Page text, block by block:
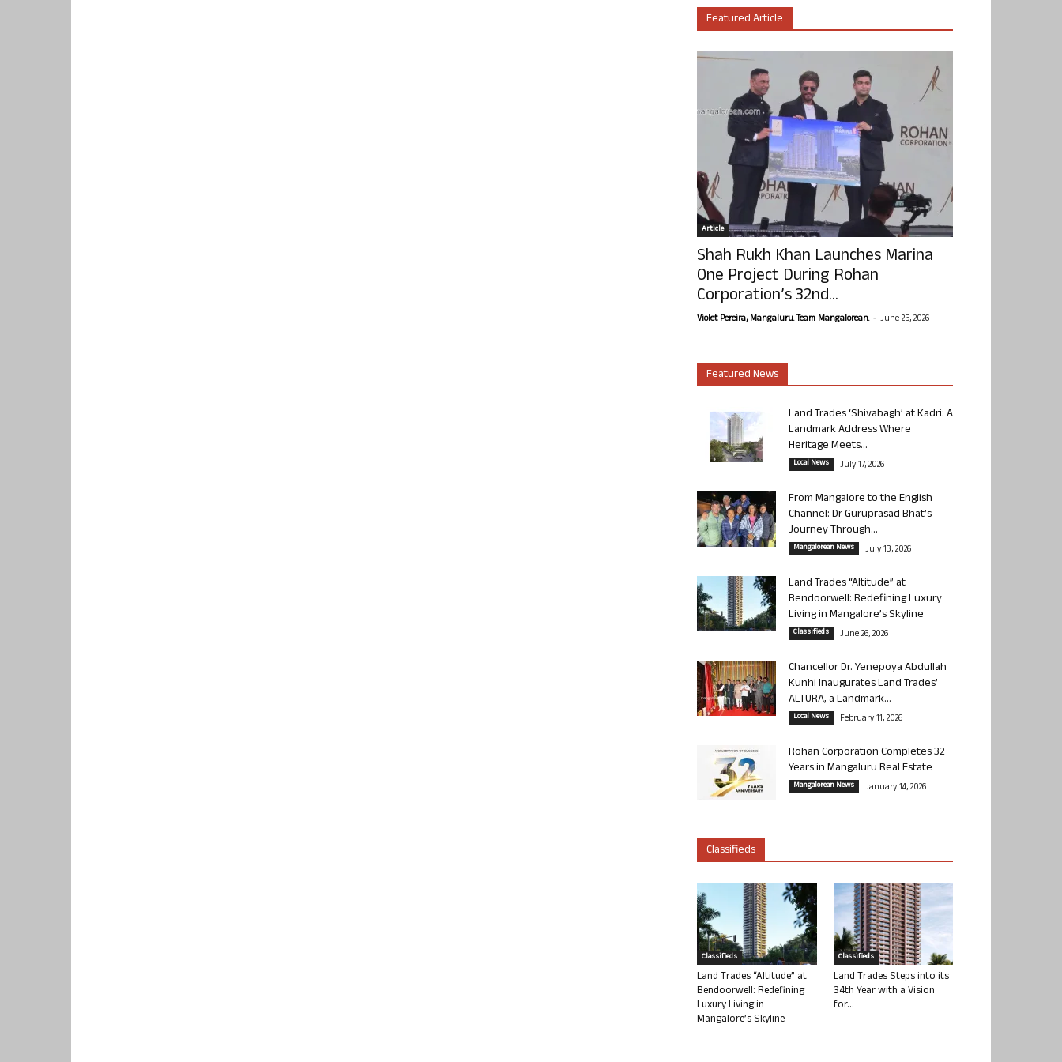
Featured Article
Article
Shah Rukh Khan Launches Marina
One Project During Rohan
Corporation’s 32nd...
Violet Pereira, Mangaluru. Team Mangalorean. - June 25, 2026
Featured News
Land Trades ‘Shivabagh’ at Kadri: A
Landmark Address Where
Heritage Meets...
Local News July 17, 2026
From Mangalore to the English
Channel: Dr Guruprasad Bhat’s
Journey Through...
Mangalorean News July 13, 2026
Land Trades “Altitude” at
Bendoorwell: Redefining Luxury
Living in Mangalore’s Skyline
Classifieds June 26, 2026
Chancellor Dr. Yenepoya Abdullah
Kunhi Inaugurates Land Trades’
ALTURA, a Landmark...
Local News February 11, 2026
Rohan Corporation Completes 32
Years in Mangaluru Real Estate
Mangalorean News January 14, 2026
Classifieds
Classifieds
Land Trades “Altitude” at
Bendoorwell: Redefining
Luxury Living in
Mangalore’s Skyline
Classifieds
Land Trades Steps into its
34th Year with a Vision
for...